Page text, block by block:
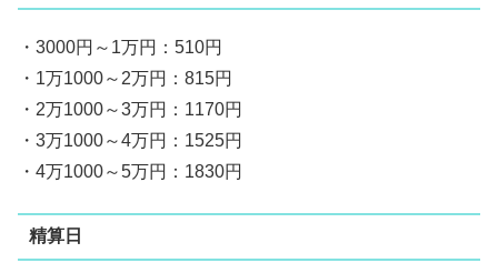
・3000円～1万円：510円
・1万1000～2万円：815円
・2万1000～3万円：1170円
・3万1000～4万円：1525円
・4万1000～5万円：1830円
精算日